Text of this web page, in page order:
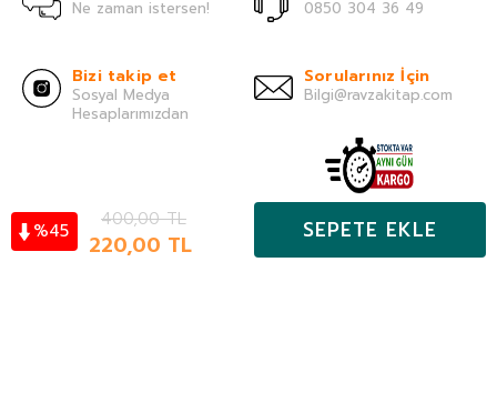
%45 400,00TL
220,00 TL SEPETE EKLE
Ne zaman istersen! 0850 304 36 49
Bizi takip et
Sosyal Medya
Hesaplarımızdan
Sorularınız İçin
Bilgi@ravzakitap.com
Önemli Bilgiler
Kategoriler Hesabım Favoriler Sepet